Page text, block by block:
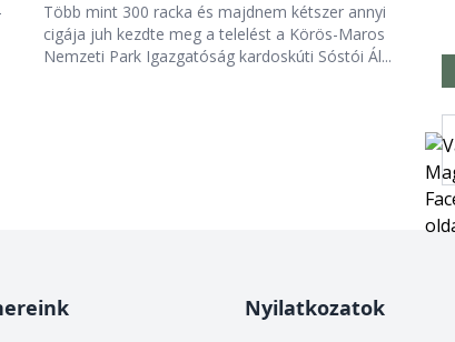
Több mint 300 racka és majdnem kétszer annyi
cigája juh kezdte meg a telelést a Körös-Maros
Nemzeti Park Igazgatóság kardoskúti Sóstói Ál...
Nyilatkozatok